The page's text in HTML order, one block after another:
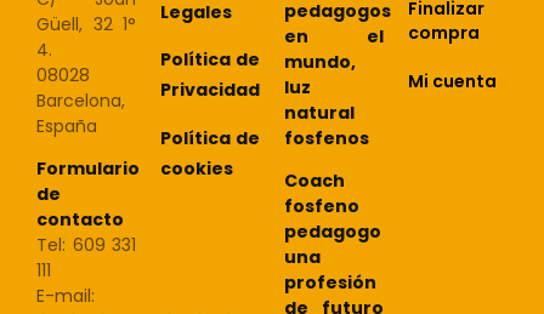
Güell, 32 1°
4.
08028
Barcelona,
España
Formulario
de
contacto
Tel: 609 331
111
E-mail:
Legales
Política de
Privacidad
Política de
cookies
pedagogos
en el
mundo,
luz
natural
fosfenos
Coach
fosfeno
pedagogo
una
profesión
de futuro
Finalizar
compra
Mi cuenta